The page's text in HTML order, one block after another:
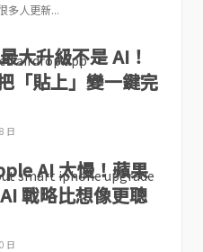
多人更新...
大升級不是 AI！
「貼上」變一鍵完
日
AI 太慢！蘋果
戰略比想像更聰
日